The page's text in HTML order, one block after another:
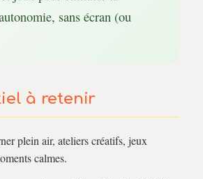
sans écran (ou
à retenir
plein air, ateliers créatifs, jeux
calmes.